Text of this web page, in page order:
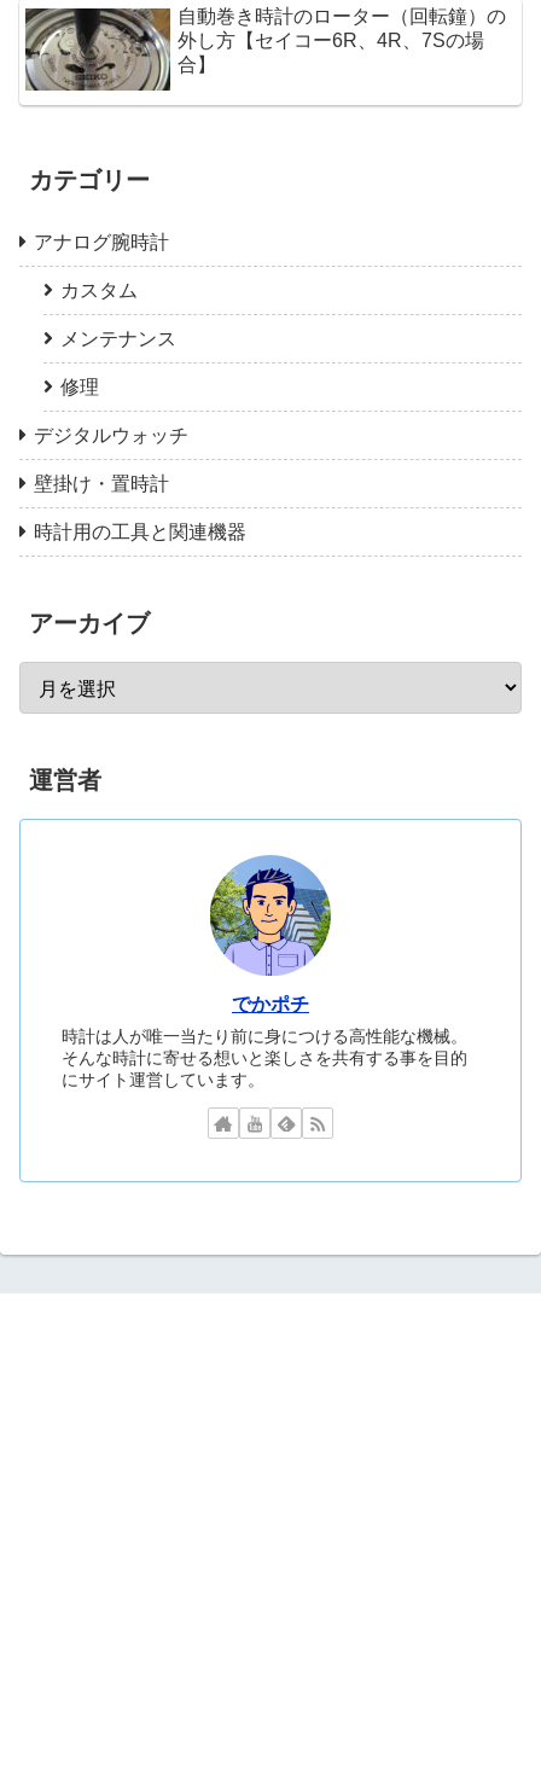
自動巻き時計のローター（回転鐘）の
外し方【セイコー6R、4R、7Sの場
合】
カテゴリー
アナログ腕時計
カスタム
メンテナンス
修理
デジタルウォッチ
壁掛け・置時計
時計用の工具と関連機器
アーカイブ
運営者
でかポチ
時計は人が唯一当たり前に身につける高性能な機械。
そんな時計に寄せる想いと楽しさを共有する事を目的
にサイト運営しています。